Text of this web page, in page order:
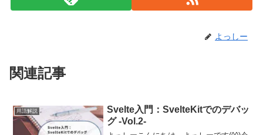
よっしー
関連記事
用語解説
Svelte入門：SvelteKitでのデバッ
グ -Vol.2-